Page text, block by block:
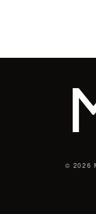
© 2026